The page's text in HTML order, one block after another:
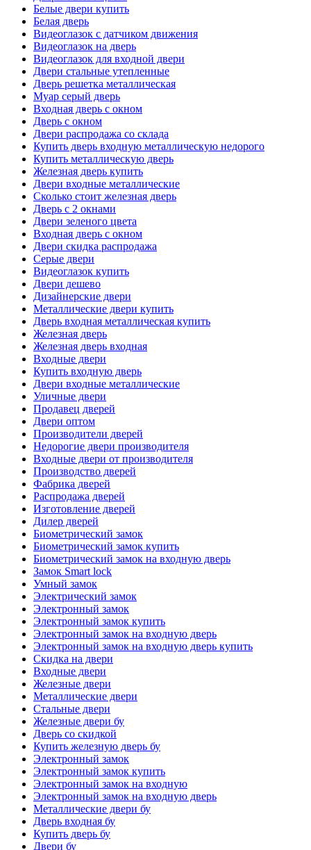
Белые двери купить
Белая дверь
Видеоглазок с датчиком движения
Видеоглазок на дверь
Видеоглазок для входной двери
Двери стальные утепленные
Дверь решетка металлическая
Муар серый дверь
Входная дверь с окном
Дверь с окном
Двери распродажа со склада
Купить дверь входную металлическую недорого
Купить металлическую дверь
Железная дверь купить
Двери входные металлические
Сколько стоит железная дверь
Дверь с 2 окнами
Двери зеленого цвета
Входная дверь с окном
Двери скидка распродажа
Серые двери
Видеоглазок купить
Двери дешево
Дизайнерские двери
Металлические двери купить
Дверь входная металлическая купить
Железная дверь
Железная дверь входная
Входные двери
Купить входную дверь
Двери входные металлические
Уличные двери
Продавец дверей
Двери оптом
Производители дверей
Недорогие двери производителя
Входные двери от производителя
Производство дверей
Фабрика дверей
Распродажа дверей
Изготовление дверей
Дилер дверей
Биометрический замок
Биометрический замок купить
Биометрический замок на входную дверь
Замок Smart lock
Умный замок
Электрический замок
Электронный замок
Электронный замок купить
Электронный замок на входную дверь
Электронный замок на входную дверь купить
Скидка на двери
Входные двери
Железные двери
Металлические двери
Стальные двери
Железные двери бу
Дверь со скидкой
Купить железную дверь бу
Электронный замок
Электронный замок купить
Электронный замок на входную
Электронный замок на входную дверь
Металлические двери бу
Дверь входная бу
Купить дверь бу
Двери бу